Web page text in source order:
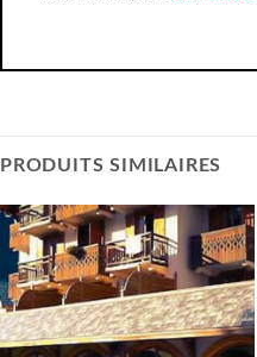
PRODUITS SIMILAIRES